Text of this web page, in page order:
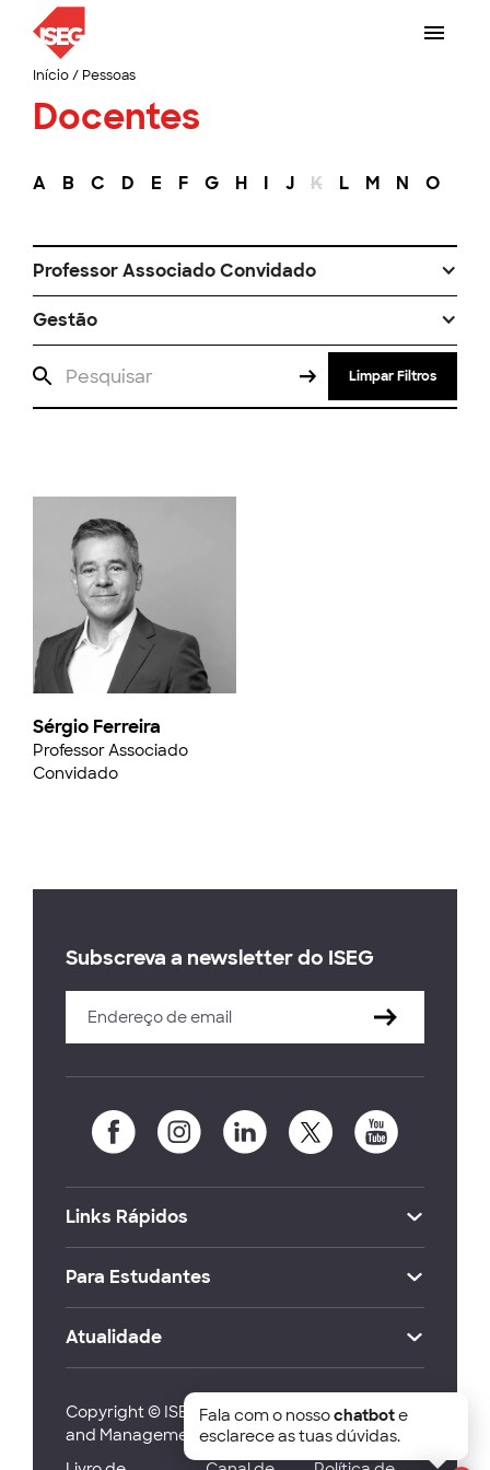
Início/ Pessoas
Docentes
A B C D E F G H I J K L M N O
Professor Associado Convidado
Gestão
Limpar Filtros
Sérgio Ferreira
Professor Associado
Convidado
Subscreva a newsletter do ISEG
Links Rápidos
Para Estudantes
Atualidade
Copyright © ISEG Lisbon School of Economics
and Management 2026
Fala com o nossochatbote
esclarece as tuas dúvidas.